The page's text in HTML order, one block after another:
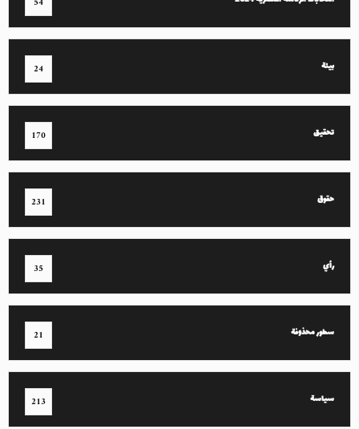
بيئة 24
تحقيق 170
حقوق 231
رأي 35
سطور محذوفة 21
سياسة 213